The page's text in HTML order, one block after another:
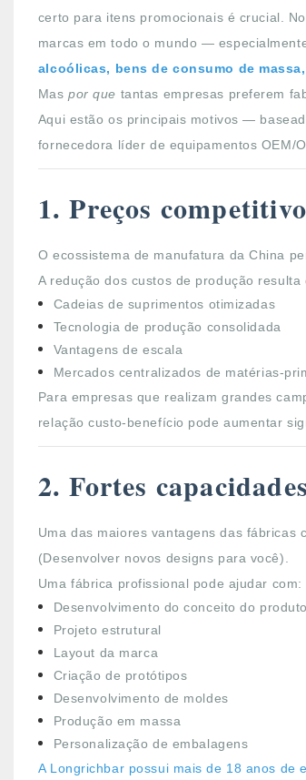
certo para itens promocionais é crucial.
marcas em todo o mundo —
alcoólicas, bens de consumo de
Maspor que tantas empresas preferem
Aqui estão os principais motivos —
fornecedora líder de equipamentos OEM/
1. Preços
O ecossistema de manufatura da China
A redução dos custos de produção resulta
Cadeias de suprimentos otimizadas
Tecnologia de produção consolidada
Vantagens de escala
Mercados centralizados de matérias-
Para empresas que realizam grandes
relação custo-benefício pode aumentar
2. Fortes
Uma das maiores vantagens das fábricas
(Desenvolver novos designs para você).
Uma fábrica profissional pode ajudar com:
Desenvolvimento do conceito do produto
Projeto estrutural
Layout da marca
Criação de protótipos
Desenvolvimento de moldes
Produção em massa
Personalização de embalagens
A Longrichbar possui mais de 18 anos de